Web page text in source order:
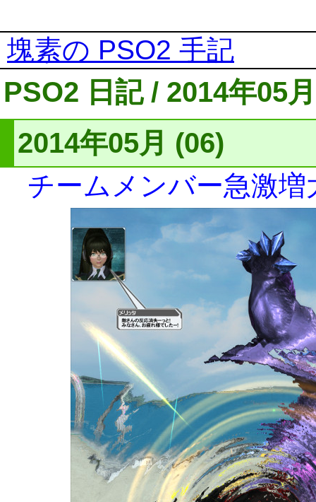
塊素の PSO2 手記
PSO2 日記 / 2014年05
2014年05月 (06)
チームメンバー急激増